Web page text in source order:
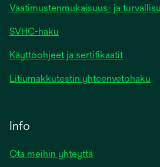
Vaatimustenmukaisuus- ja
SVHC-haku
Käyttöohjeet ja sertifikaatit
Litiumakkutestin yhteenvetohaku
Info
Ota meihin yhteyttä